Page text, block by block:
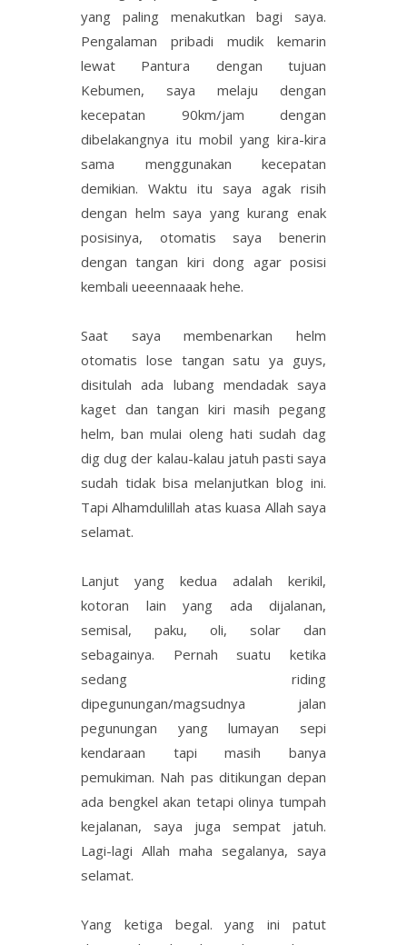
yang paling menakutkan bagi saya.
Pengalaman pribadi mudik kemarin
lewat Pantura dengan tujuan
Kebumen, saya melaju dengan
kecepatan 90km/jam dengan
dibelakangnya itu mobil yang kira-kira
sama menggunakan kecepatan
demikian. Waktu itu saya agak risih
dengan helm saya yang kurang enak
posisinya, otomatis saya benerin
dengan tangan kiri dong agar posisi
kembali ueeennaaak hehe.
Saat saya membenarkan helm
otomatis lose tangan satu ya guys,
disitulah ada lubang mendadak saya
kaget dan tangan kiri masih pegang
helm, ban mulai oleng hati sudah dag
dig dug der kalau-kalau jatuh pasti saya
sudah tidak bisa melanjutkan blog ini.
Tapi Alhamdulillah atas kuasa Allah saya
selamat.
Lanjut yang kedua adalah kerikil,
kotoran lain yang ada dijalanan,
semisal, paku, oli, solar dan
sebagainya. Pernah suatu ketika
sedang riding
dipegunungan/magsudnya jalan
pegunungan yang lumayan sepi
kendaraan tapi masih banya
pemukiman. Nah pas ditikungan depan
ada bengkel akan tetapi olinya tumpah
kejalanan, saya juga sempat jatuh.
Lagi-lagi Allah maha segalanya, saya
selamat.
Yang ketiga begal. yang ini patut